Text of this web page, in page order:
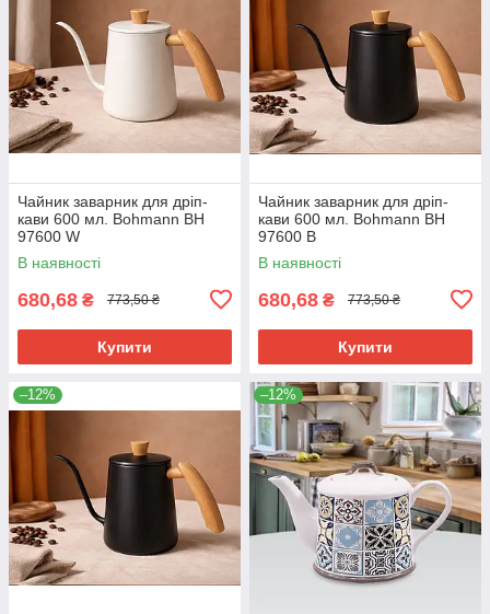
Чайник заварник для дріп-
кави 600 мл. Bohmann BH
97600 W
В наявності
680,68 ₴ 773,50 ₴
Купити
Чайник заварник для дріп-
кави 600 мл. Bohmann BH
97600 B
В наявності
680,68 ₴ 773,50 ₴
Купити
–12% –12%